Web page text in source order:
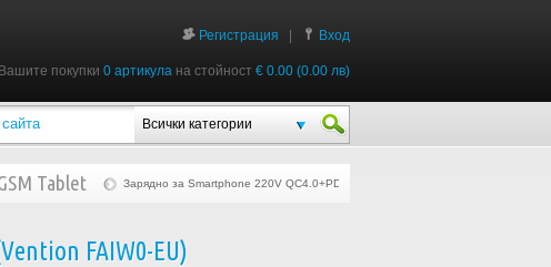
Регистрация Вход
Вашите покупки 0 артикула на стойност € 0.00 (0.00 лв)
Всички категории
Tablet Зарядно за Smartphone 220V QC4.0+PD 30W Type-C (Vention FAIW0-EU)
FAIW0-EU)